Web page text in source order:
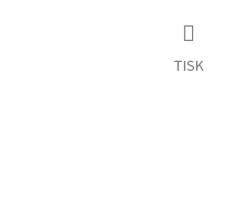
TISK